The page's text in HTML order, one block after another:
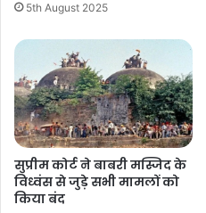
5th August 2025
सुप्रीम कोर्ट ने बाबरी मस्जिद के
विध्वंस से जुड़े सभी मामलों को
किया बंद